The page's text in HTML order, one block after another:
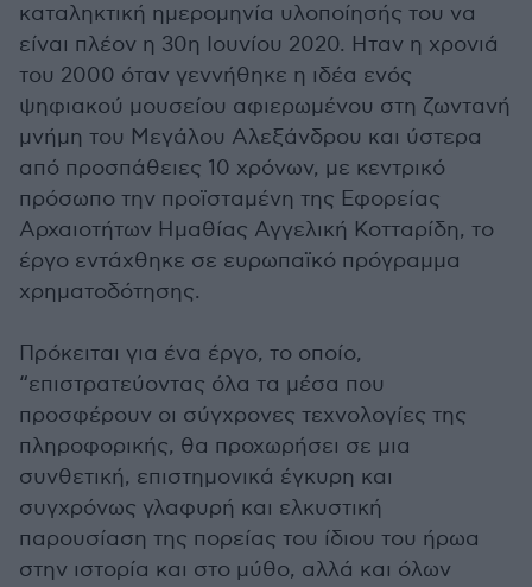
καταληκτική ημερομηνία υλοποίησής του να
είναι πλέον η 30η Ιουνίου 2020. Ηταν η χρονιά
του 2000 όταν γεννήθηκε η ιδέα ενός
ψηφιακού μουσείου αφιερωμένου στη ζωντανή
μνήμη του Μεγάλου Αλεξάνδρου και ύστερα
από προσπάθειες 10 χρόνων, με κεντρικό
πρόσωπο την προϊσταμένη της Εφορείας
Αρχαιοτήτων Ημαθίας Αγγελική Κοτταρίδη, το
έργο εντάχθηκε σε ευρωπαϊκό πρόγραμμα
χρηματοδότησης.
Πρόκειται για ένα έργο, το οποίο,
“επιστρατεύοντας όλα τα μέσα που
προσφέρουν οι σύγχρονες τεχνολογίες της
πληροφορικής, θα προχωρήσει σε μια
συνθετική, επιστημονικά έγκυρη και
συγχρόνως γλαφυρή και ελκυστική
παρουσίαση της πορείας του ίδιου του ήρωα
στην ιστορία και στο μύθο, αλλά και όλων